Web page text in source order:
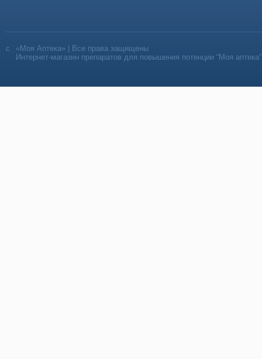
«Моя Аптека» | Все права защищены
Интернет-магазин препаратов для повышения потенции “Моя